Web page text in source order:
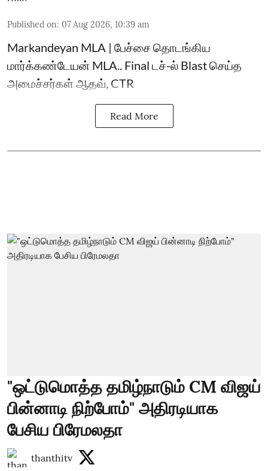
Published on: 07 Aug 2026, 10:39 am
Markandeyan MLA | பேச்சை தொடங்கிய
மார்க்கண்டேயன் MLA.. Final டச்-ல் Blast செய்த
அமைச்சர்கள் ஆதவ், CTR
Read More
"ஒட்டுமொத்த தமிழ்நாடும் CM விஜய்
பின்னாடி நிற்போம்" அதிரடியாக
பேசிய பிரேமலதா
thanthitv